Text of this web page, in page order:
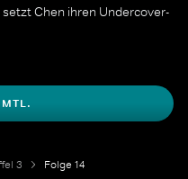
Chen ihren Undercover-
3 Folge 14